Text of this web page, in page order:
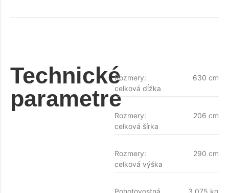
Technické
parametre
Rozmery:
celková dĺžka
630 cm
Rozmery:
celková šírka
206 cm
Rozmery:
celková výška
290 cm